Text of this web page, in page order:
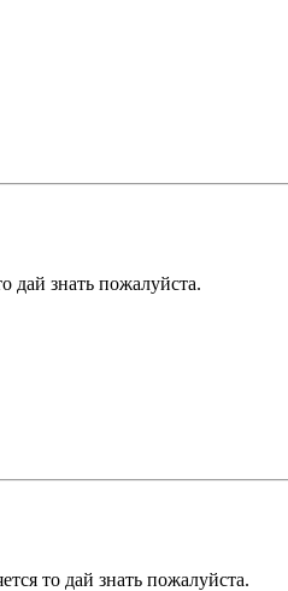
дай знать пожалуйста.
то дай знать пожалуйста.